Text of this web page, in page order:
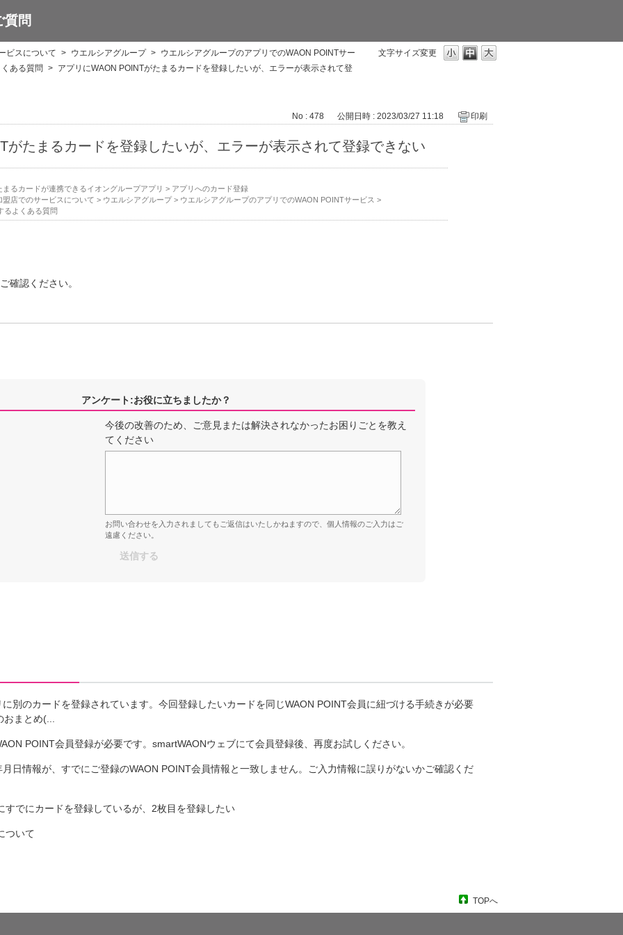
質問
文字サイズ変更
ビスについて > ウエルシアグループ > ウエルシアグループのアプリでのWAON POINTサー
ある質問 > アプリにWAON POINTがたまるカードを登録したいが、エラーが表示されて登
No : 478 公開日時 : 2023/03/27 11:18 印刷
がたまるカードを登録したいが、エラーが表示されて登録できない
るカードが連携できるイオングループアプリ > アプリへのカード登録
店でのサービスについて > ウエルシアグループ> ウエルシアグループのアプリでのWAON POINTサービス >
るよくある質問
確認ください。
アンケート:お役に立ちましたか？
今後の改善のため、ご意見または解決されなかったお困りごとを教え
てください
お問い合わせを入力されましてもご返信はいたしかねますので、個人情報のご入力はご
遠慮ください。
別のカードを登録されています。今回登録したいカードを同じWAON POINT会員に紐づける手続きが必要
まとめ(...
POINT会員登録が必要です。smartWAONウェブにて会員登録後、再度お試しください。
日情報が、すでにご登録のWAON POINT会員情報と一致しません。ご入力情報に誤りがないかご確認くだ
すでにカードを登録しているが、2枚目を登録したい
ついて
TOPへ